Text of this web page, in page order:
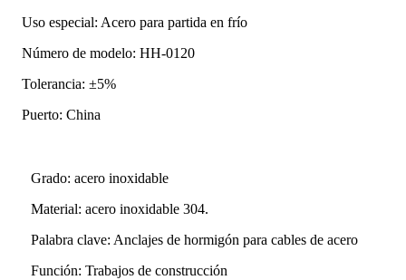
Uso especial: Acero para partida en frío
Número de modelo: HH-0120
Tolerancia: ±5%
Puerto: China
Grado: acero inoxidable
Material: acero inoxidable 304.
Palabra clave: Anclajes de hormigón para cables de acero
Función: Trabajos de construcción